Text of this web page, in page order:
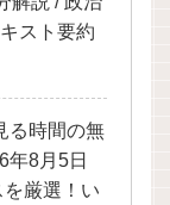
スト要約
る時間の無
年8月5日
を厳選！い